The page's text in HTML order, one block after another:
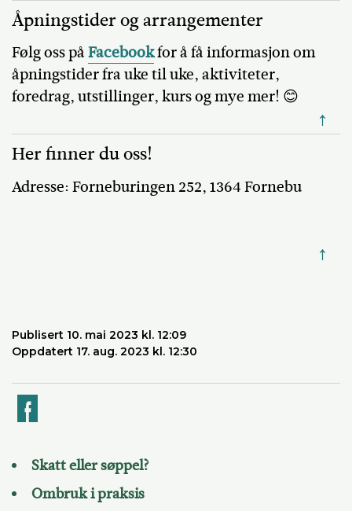
Åpningstider og arrangementer
Følg oss påFacebookfor å få informasjon om
åpningstider fra uke til uke, aktiviteter,
foredrag, utstillinger, kurs og mye mer! 😊
↑
Her finner du oss!
Adresse: Forneburingen 252, 1364 Fornebu
↑
Publisert 10. mai 2023 kl. 12:09
Oppdatert 17. aug. 2023 kl. 12:30
Skatt eller søppel?
Ombruk i praksis